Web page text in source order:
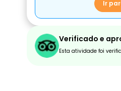
Ir
Verificado e
Esta atividade foi